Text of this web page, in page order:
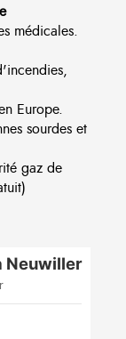
médicales.
Europe.
sourdes et
gaz de
Neuwiller